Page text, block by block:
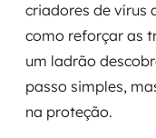
criadores de vírus
como reforçar as
um ladrão
passo simples,
na proteção.